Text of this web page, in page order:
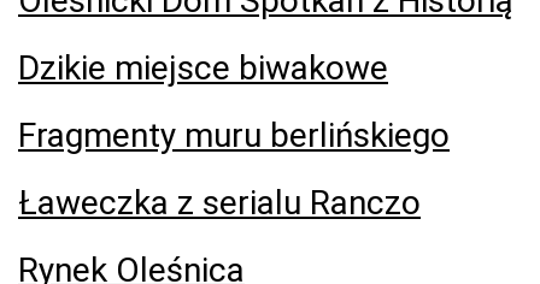
Dzikie miejsce biwakowe
Fragmenty muru berlińskiego
Ławeczka z serialu Ranczo
Rynek Oleśnica